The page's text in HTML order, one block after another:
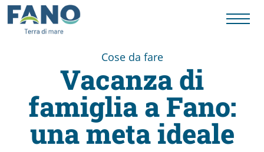
Fano
Visit
Cose da fare
Vacanza di
famiglia a Fano:
una meta ideale